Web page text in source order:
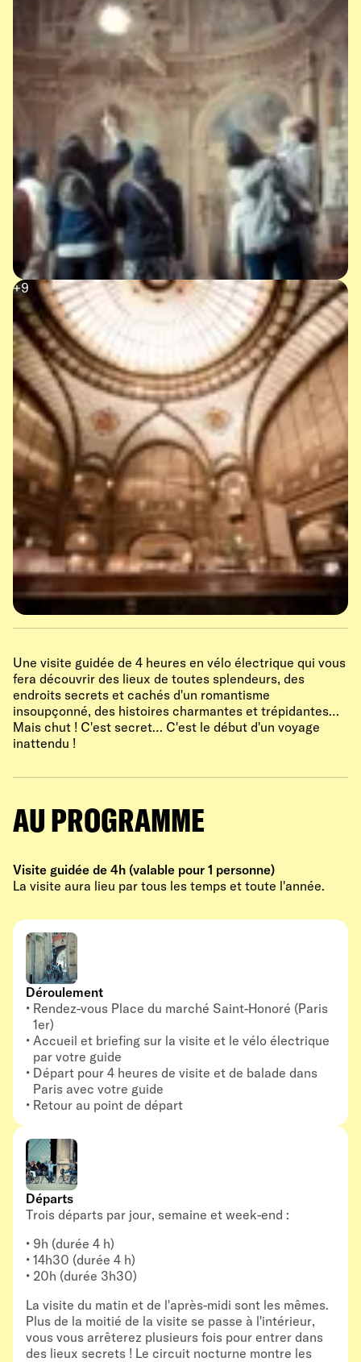
Une visite guidée de 4 heures en vélo électrique qui vous
fera découvrir des lieux de toutes splendeurs, des
endroits secrets et cachés d'un romantisme
insoupçonné, des histoires charmantes et trépidantes…
Mais chut ! C'est secret… C'est le début d'un voyage
inattendu !
AU PROGRAMME
Visite guidée de 4h (valable pour 1 personne)
La visite aura lieu par tous les temps et toute l'année.
Déroulement
Rendez-vous Place du marché Saint-Honoré (Paris
1er)
Accueil et briefing sur la visite et le vélo électrique
par votre guide
Départ pour 4 heures de visite et de balade dans
Paris avec votre guide
Retour au point de départ
Départs
Trois départs par jour, semaine et week-end :
9h (durée 4 h)
14h30 (durée 4 h)
20h (durée 3h30)
La visite du matin et de l'après-midi sont les mêmes.
Plus de la moitié de la visite se passe à l'intérieur,
vous vous arrêterez plusieurs fois pour entrer dans
des lieux secrets ! Le circuit nocturne montre les